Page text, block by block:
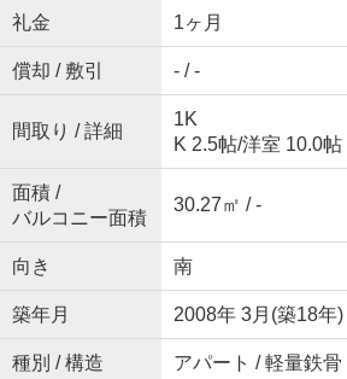
礼金 1ヶ月
償却 / 敷引 - / -
間取り / 詳細
1K
K 2.5帖/洋室 10.0帖
面積 /
バルコニー面積
30.27㎡ / -
向き 南
築年月 2008年 3月(築18年)
種別 / 構造 アパート / 軽量鉄骨